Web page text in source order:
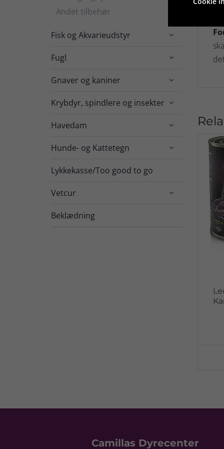
Andet tilbehør
Fisk og Akvarieudstyr 
Fugl 
Gnaver og kaniner 
Krybdyr, spindlere og insekter 
Havedam 
Hunde- og Kattetegn 
Lykkekasse/Too good to go
Vetcur 
Beklædning
Camillas Dyrecenter